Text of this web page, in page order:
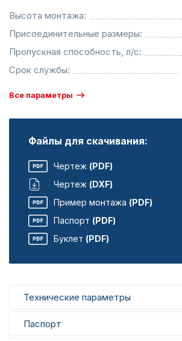
Высота монтажа:
Присоединительные размеры:
Пропускная способность, л/с:
Срок службы:
Все параметры
Файлы для скачивания:
Чертеж (PDF)
Чертеж (DXF)
Пример монтажа (PDF)
Паспорт (PDF)
Буклет (PDF)
Технические параметры
Паспорт